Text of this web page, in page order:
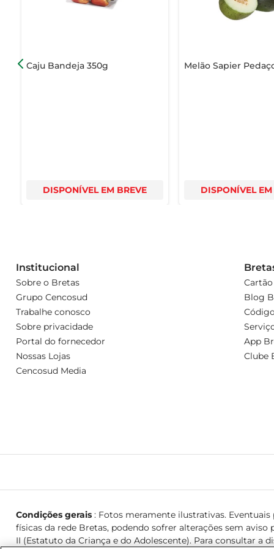
Caju Bandeja 350g
DISPONÍVEL EM BREVE
Melão Sapier
DISPONÍVEL EM
Institucional
Sobre o Bretas
Grupo Cencosud
Trabalhe conosco
Sobre privacidade
Portal do fornecedor
Nossas Lojas
Cencosud Media
Blog
App
Clube
Condições gerais: Fotos meramente ilustrativas. Eventuais
físicas da rede Bretas, podendo sofrer alterações sem aviso
II (Estatuto da Criança e do Adolescente). Para consultar a